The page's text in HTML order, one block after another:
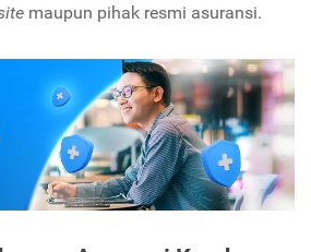
maupun pihak resmi asuransi.